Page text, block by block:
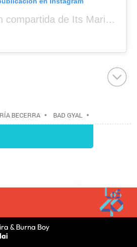
Una publicación compartida de Its Mariah Baby (@mariahangeliq)
BECERRA • BAD GYAL •
& Burna Boy